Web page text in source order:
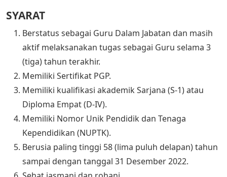
SYARAT
Berstatus sebagai Guru Dalam Jabatan dan masih
aktif melaksanakan tugas sebagai Guru selama 3
(tiga) tahun terakhir.
Memiliki Sertifikat PGP.
Memiliki kualifikasi akademik Sarjana (S-1) atau
Diploma Empat (D-IV).
Memiliki Nomor Unik Pendidik dan Tenaga
Kependidikan (NUPTK).
Berusia paling tinggi 58 (lima puluh delapan) tahun
sampai dengan tanggal 31 Desember 2022.